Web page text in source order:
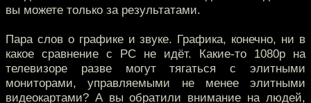
вы можете только за результатами.
Пара слов о графике и звуке. Графика, конечно, ни в
какое сравнение с PC не идёт. Какие-то 1080p на
телевизоре разве могут тягаться с элитными
мониторами, управляемыми не менее элитными
видеокартами? А вы обратили внимание на людей,